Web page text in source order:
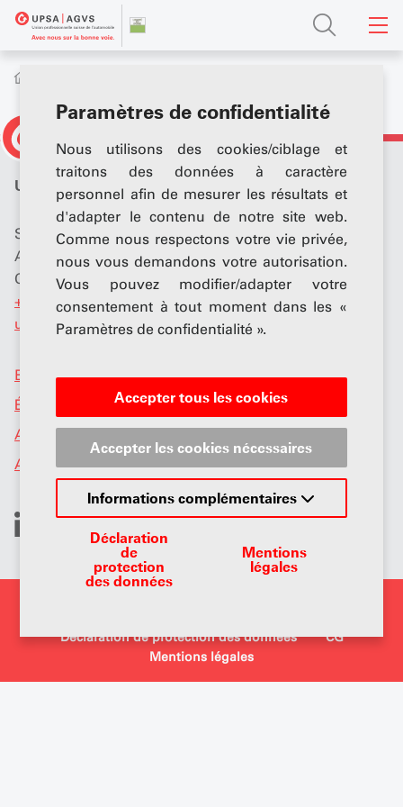
Paramètres de confidentialité
Nous utilisons des cookies/ciblage et
traitons des données à caractère
personnel afin de mesurer les résultats et
d'adapter le contenu de notre site web.
Comme nous respectons votre vie privée,
nous vous demandons votre autorisation.
Vous pouvez modifier/adapter votre
consentement à tout moment dans les «
Paramètres de confidentialité ».
Accepter tous les cookies
Accepter les cookies nécessaires
Informations complémentaires
Déclaration
de
protection
des données
Mentions
légales
UPSA - Section Vaud
Secrétaire générale
Alain Chapuis
Centre Patronal, route du Lac 2, 1094 Paudex
+41 58 796 32 56
upsa
@centrepatronal.ch
Business Academy
Événements
Actualités UPSA et Section Vaud
Association
Déclaration de protection des données
CG
Mentions légales